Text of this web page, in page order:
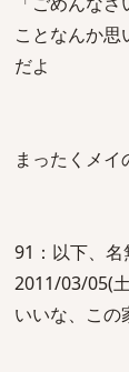
ことなんか思
だよ
まったくメ
91：以下、名
2011/03/05(
いいな、この